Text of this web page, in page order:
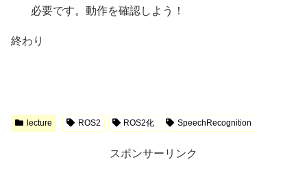
必要です。動作を確認しよう！
終わり
lecture ROS2 ROS2化 SpeechRecognition
スポンサーリンク